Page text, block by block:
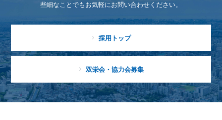
些細なことでもお気軽にお問い合わせください。
採用トップ
双栄会・協力会募集